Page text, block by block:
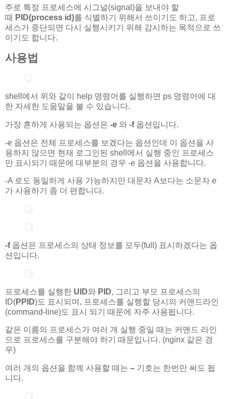
주로 특정 프로세스에 시그널(signal)을 보내야 할
때 PID(process id)를 식별하기 위해서 쓰이기도 하고, 프로
세스가 중단되면 다시 실행시키기 위해 감시하는 목적으로 쓰
이기도 합니다.
사용법
shell에서 위와 같이 help 명령어를 실행하면 ps 명령어에 대
한 자세한 도움말을 볼 수 있습니다.
가장 흔하게 사용되는 옵션은 -e 와 -f옵션입니다.
-e 옵션은 전체 프로세스를 보겠다는 옵션인데 이 옵션을 사
용하지 않으면 현재 로그인된 shell에서 실행 중인 프로세스
만 표시되기 때문에 대부분의 경우 -e 옵션을 사용합니다.
-A 로도 동일하게 사용 가능하지만 대문자 A보다는 소문자 e
가 사용하기 좀 더 편합니다.
-f옵션은 프로세스의 상태 정보를 모두(full) 표시하겠다는 옵
션입니다.
프로세스를 실행한 UID와 PID, 그리고 부모 프로세스의
ID(PPID)도 표시되며, 프로세스를 실행할 당시의 커맨드라인
(command-line)도 표시 되기 때문에 자주 사용됩니다.
같은 이름의 프로세스가 여러 개 실행 중일 때는 커맨드 라인
으로 프로세스를 구분해야 하기 때문입니다. (nginx 같은 경
우)
여러 개의 옵션을 함께 사용할 때는 – 기호는 한번만 써도 됩
니다.